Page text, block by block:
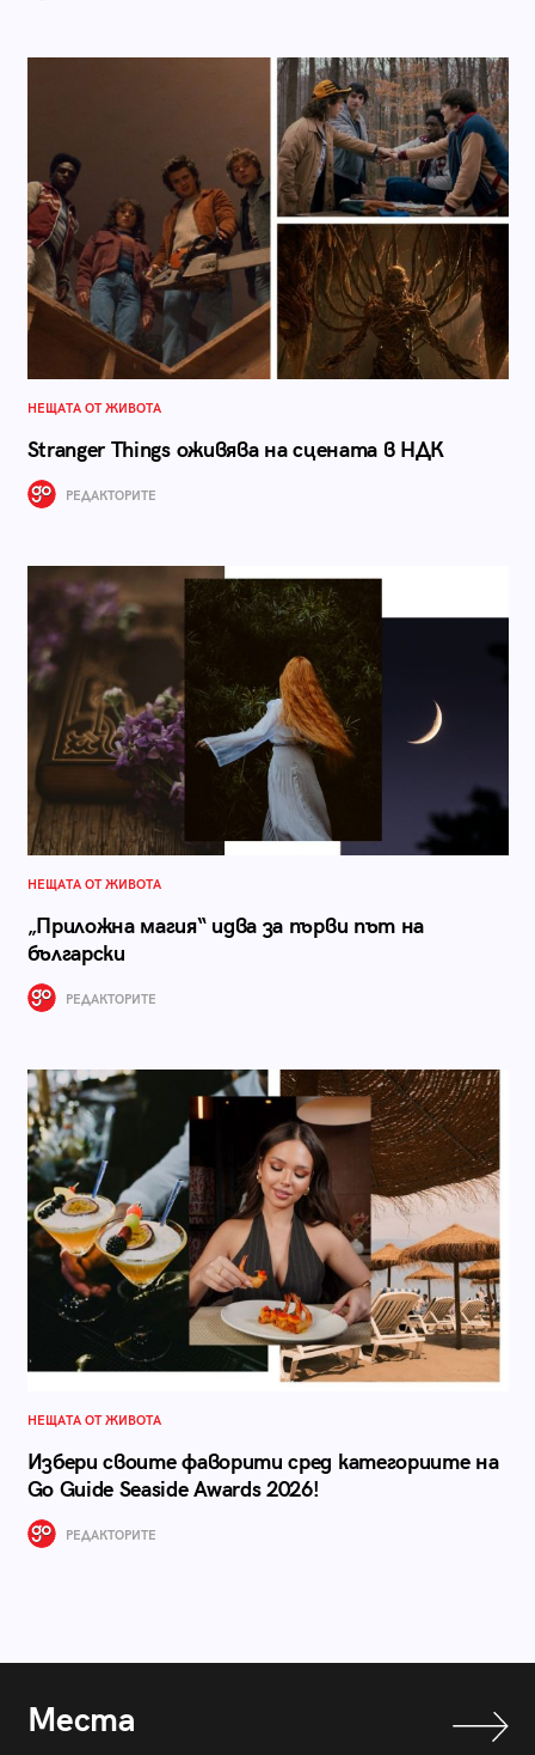
НЕЩАТА ОТ ЖИВОТА
Stranger Things оживява на сцената в НДК
РЕДАКТОРИТЕ
НЕЩАТА ОТ ЖИВОТА
„Приложна магия“ идва за първи път на
български
РЕДАКТОРИТЕ
НЕЩАТА ОТ ЖИВОТА
Избери своите фаворити сред категориите на
Go Guide Seaside Awards 2026!
РЕДАКТОРИТЕ
Места